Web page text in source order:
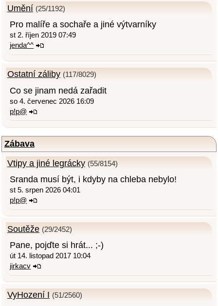
Umění (25/1192)
Pro malíře a sochaře a jiné výtvarníky
st 2. říjen 2019 07:49
jenda^^
Ostatní záliby (117/8029)
Co se jinam nedá zařadit
so 4. červenec 2026 16:09
p!p@
Zábava
Vtipy a jiné legrácky (55/8154)
Sranda musí být, i kdyby na chleba nebylo!
st 5. srpen 2026 04:01
p!p@
Soutěže (29/2452)
Pane, pojďte si hrát... ;-)
út 14. listopad 2017 10:04
jirkacv
VyHození I (51/2560)